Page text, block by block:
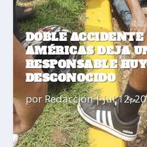
DOBLE
AMÉRICAS DEJA
RESPONSABLE
DESCONOCIDO
porRedacción|Jul 12,